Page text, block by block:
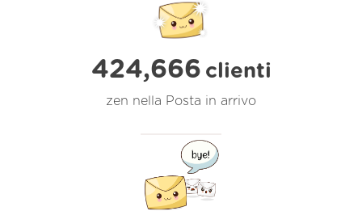
424,666 clienti
zen nella Posta in arrivo